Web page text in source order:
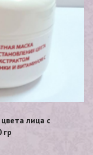
лица с
гр